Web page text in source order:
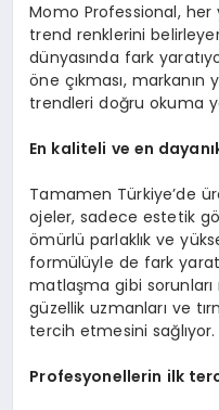
Momo Professional, her
trend renklerini
dünyasında fark
öne çıkması, markanın
trendleri doğru okuma
En kaliteli ve en
Tamamen Türkiye’de
ojeler, sadece estetik
ömürlü parlaklık ve
formülüyle de fark
matlaşma gibi
güzellik uzmanları ve
tercih etmesini sağlıyor.
Profesyonellerin ilk